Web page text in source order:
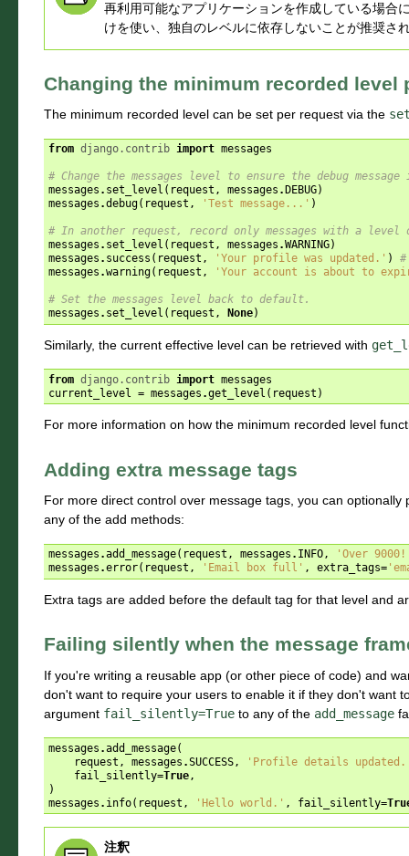
再利用可能なアプリケーションを作成している場合
けを使い、独自のレベルに依存しないことが推奨さ
Changing the minimum recorded level
The minimum recorded level can be set per request via the
from django.contrib import messages
# Change the messages level to ensure the debug message
messages . set_level ( request , messages . DEBUG)
messages .debug( request , 'Test message...' )
# In another request, record only messages with a level of
messages . set_level ( request , messages .WARNING)
messages . success ( request , 'Your profile was updated.' )
messages .warning( request , 'Your account is about to
# Set the messages level back to default.
messages . set_level ( request , None)
Similarly, the current effective level can be retrieved with
from django.contrib import messages
current_level = messages .get_level ( request )
For more information on how the minimum recorded level
Adding extra message tags
For more direct control over message tags, you can
any of the add methods:
messages .add_message( request , messages . INFO,
'Over
messages .error( request , 'Email box full' , extra_tags=
Extra tags are added before the default tag for that level and
Failing silently when the message
If you're writing a reusable app (or other piece of code) and
don't want to require your users to enable it if they don't want
argument fail_silently=True to any of the add_message
messages .add_message(
request , messages .SUCCESS,
'Profile details
fail_silently=True,
)
messages . info( request , 'Hello world.' , fail_silently=
注釈